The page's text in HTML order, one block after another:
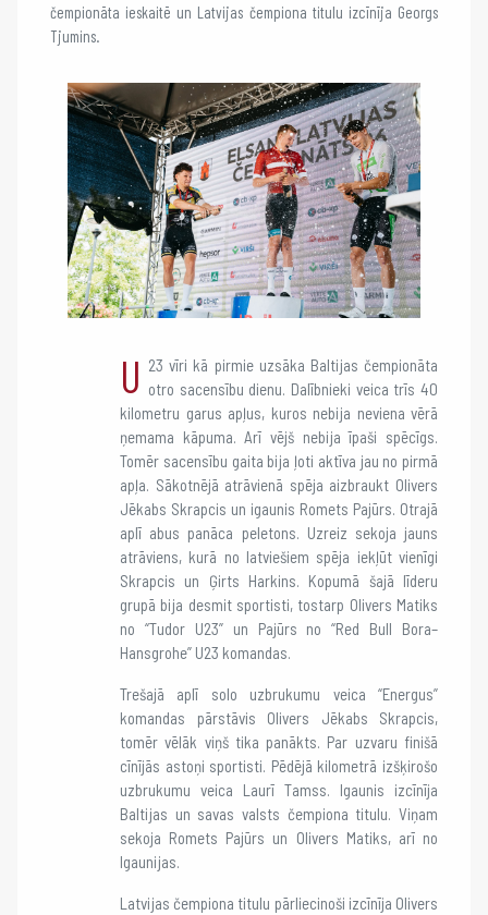
čempionāta ieskaitē un Latvijas čempiona titulu izcīnīja Georgs
Tjumins.
U 23 vīri kā pirmie uzsāka Baltijas čempionāta
otro sacensību dienu. Dalībnieki veica trīs 40
kilometru garus apļus, kuros nebija neviena vērā
ņemama kāpuma. Arī vējš nebija īpaši spēcīgs.
Tomēr sacensību gaita bija ļoti aktīva jau no pirmā
apļa. Sākotnējā atrāvienā spēja aizbraukt Olivers
Jēkabs Skrapcis un igaunis Romets Pajūrs. Otrajā
aplī abus panāca peletons. Uzreiz sekoja jauns
atrāviens, kurā no latviešiem spēja iekļūt vienīgi
Skrapcis un Ģirts Harkins. Kopumā šajā līderu
grupā bija desmit sportisti, tostarp Olivers Matiks
no “Tudor U23” un Pajūrs no “Red Bull Bora–
Hansgrohe” U23 komandas.
Trešajā aplī solo uzbrukumu veica “Energus”
komandas pārstāvis Olivers Jēkabs Skrapcis,
tomēr vēlāk viņš tika panākts. Par uzvaru finišā
cīnījās astoņi sportisti. Pēdējā kilometrā izšķirošo
uzbrukumu veica Laurī Tamss. Igaunis izcīnīja
Baltijas un savas valsts čempiona titulu. Viņam
sekoja Romets Pajūrs un Olivers Matiks, arī no
Igaunijas.
Latvijas čempiona titulu pārliecinoši izcīnīja Olivers